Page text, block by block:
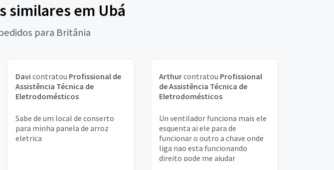
similares em Ubá
para Britânia
Davi contratou Profissional de
Assistência Técnica de
Eletrodomésticos
Sabe de um local de conserto
para minha panela de arroz
eletrica
Arthurcontratou Profissional
de Assistência Técnica de
Eletrodomésticos
Un ventilador funciona mais ele
esquenta ai ele para de
funcionar o outro a chave onde
liga nao esta funcionando
direito pode me ajudar